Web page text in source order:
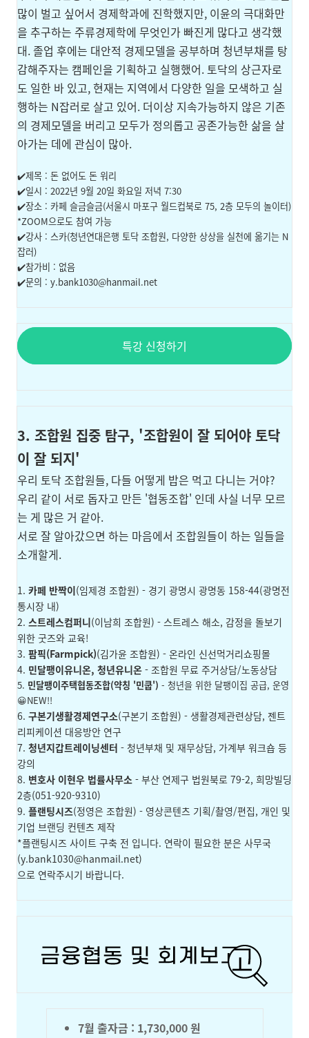
많이 벌고 싶어서 경제학과에 진학했지만, 이윤의 극대화만
을 추구하는 주류경제학에 무엇인가 빠진게 많다고 생각했
대. 졸업 후에는 대안적 경제모델을 공부하며 청년부채를 탕
감해주자는 캠페인을 기획하고 실행했어. 토닥의 상근자로
도 일한 바 있고, 현재는 지역에서 다양한 일을 모색하고 실
행하는 N잡러로 살고 있어. 더이상 지속가능하지 않은 기존
의 경제모델을 버리고 모두가 정의롭고 공존가능한 삶을 살
아가는 데에 관심이 많아.
✔️제목 : 돈 없어도 돈 워리
✔️일시 : 2022년 9월 20일 화요일 저녁 7:30
✔️장소 : 카페 슬금슬금(서울시 마포구 월드컵북로 75, 2층 모두의 놀이터)
*ZOOM으로도 참여 가능
✔️강사 : 스카(청년연대은행 토닥 조합원, 다양한 상상을 실천에 옮기는 N
잡러)
✔️참가비 : 없음
✔️문의 : y.bank1030@hanmail.net
특강 신청하기
3. 조합원 집중 탐구, '조합원이 잘 되어야 토닥
이 잘 되지'
우리 토닥 조합원들, 다들 어떻게 밥은 먹고 다니는 거야?
우리 같이 서로 돕자고 만든 '협동조합' 인데 사실 너무 모르
는 게 많은 거 같아.
서로 잘 알아갔으면 하는 마음에서 조합원들이 하는 일들을
소개할게.
1. 카페 반짝이(임제경 조합원) - 경기 광명시 광명동 158-44(광명전
통시장 내)
2. 스트레스컴퍼니(이남희 조합원) - 스트레스 해소, 감정을 돌보기
위한 굿즈와 교육!
3. 팜픽(Farmpick)(김가윤 조합원) - 온라인 신선먹거리쇼핑몰
4. 민달팽이유니온, 청년유니온 - 조합원 무료 주거상담/노동상담
5. 민달팽이주택협동조합(약칭 '민쿱') - 청년을 위한 달팽이집 공급, 운영
😀NEW!!
6. 구본기생활경제연구소(구본기 조합원) - 생활경제관련상담, 젠트
리피케이션 대응방안 연구
7. 청년지갑트레이닝센터 - 청년부채 및 재무상담, 가계부 워크숍 등
강의
8. 변호사 이현우 법률사무소 - 부산 연제구 법원북로 79-2, 희망빌딩
2층(051-920-9310)
9. 플랜팅시즈(정영은 조합원) - 영상콘텐츠 기획/촬영/편집, 개인 및
기업 브랜딩 컨텐츠 제작
*플랜팅시즈 사이트 구축 전 입니다. 연락이 필요한 분은 사무국
(y.bank1030@hanmail.net)
으로 연락주시기 바랍니다.
7월 출자금 : 1,730,000 원